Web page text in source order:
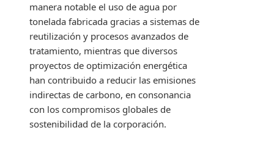
manera notable el uso de agua por
tonelada fabricada gracias a sistemas de
reutilización y procesos avanzados de
tratamiento, mientras que diversos
proyectos de optimización energética
han contribuido a reducir las emisiones
indirectas de carbono, en consonancia
con los compromisos globales de
sostenibilidad de la corporación.